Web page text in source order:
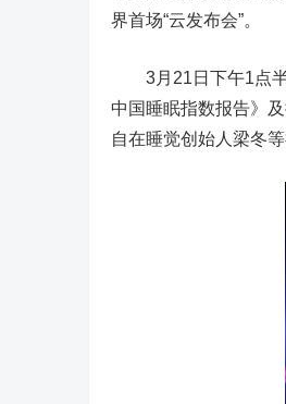
界首场“云发布会”。
3月21日下午1点半,
中国睡眠指数报告》
自在睡觉创始人梁冬